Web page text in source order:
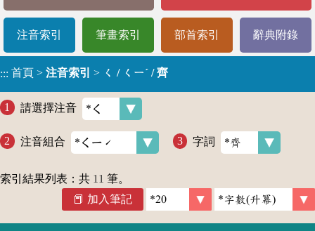
注音索引 筆畫索引 部首索引 辭典附錄
::: 首頁 > 注音索引 > ㄑ / ㄑㄧˊ / 齊
請選擇注音
注音組合 字詞
索引結果列表：共 11 筆。
加入筆記